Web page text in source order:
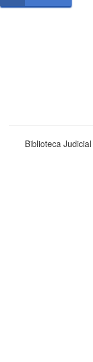
Biblioteca Judicial